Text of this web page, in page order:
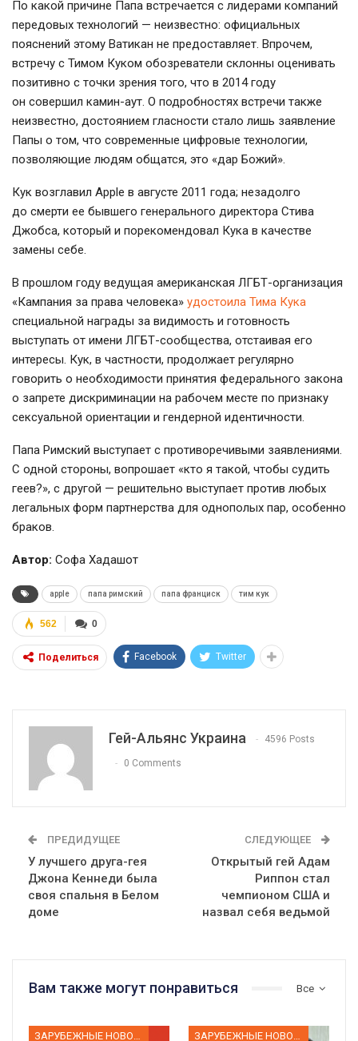
По какой причине Папа встречается с лидерами компаний
передовых технологий — неизвестно: официальных
пояснений этому Ватикан не предоставляет. Впрочем,
встречу с Тимом Куком обозреватели склонны оценивать
позитивно с точки зрения того, что в 2014 году
он совершил камин-аут. О подробностях встречи также
неизвестно, достоянием гласности стало лишь заявление
Папы о том, что современные цифровые технологии,
позволяющие людям общатся, это «дар Божий».
Кук возглавил Apple в августе 2011 года; незадолго
до смерти ее бывшего генерального директора Стива
Джобса, который и порекомендовал Кука в качестве
замены себе.
В прошлом году ведущая американская ЛГБТ-организация
«Кампания за права человека» удостоила Тима Кука
специальной награды за видимость и готовность
выступать от имени ЛГБТ-сообщества, отстаивая его
интересы. Кук, в частности, продолжает регулярно
говорить о необходимости принятия федерального закона
о запрете дискриминации на рабочем месте по признаку
сексуальной ориентации и гендерной идентичности.
Папа Римский выступает с противоречивыми заявлениями.
С одной стороны, вопрошает «кто я такой, чтобы судить
геев?», с другой — решительно выступает против любых
легальных форм партнерства для однополых пар, особенно
браков.
Автор: Софа Хадашот
apple папа римский папа франциск тим кук
0
562
Поделиться Facebook Twitter
Гей-Альянс Украина 4596 Posts
0 Comments
ПРЕДИДУЩЕЕ
У лучшего друга-гея
Джона Кеннеди была
своя спальня в Белом
доме
СЛЕДУЮЩЕЕ
Открытый гей Адам
Риппон стал
чемпионом США и
назвал себя ведьмой
Все
Вам также могут понравиться